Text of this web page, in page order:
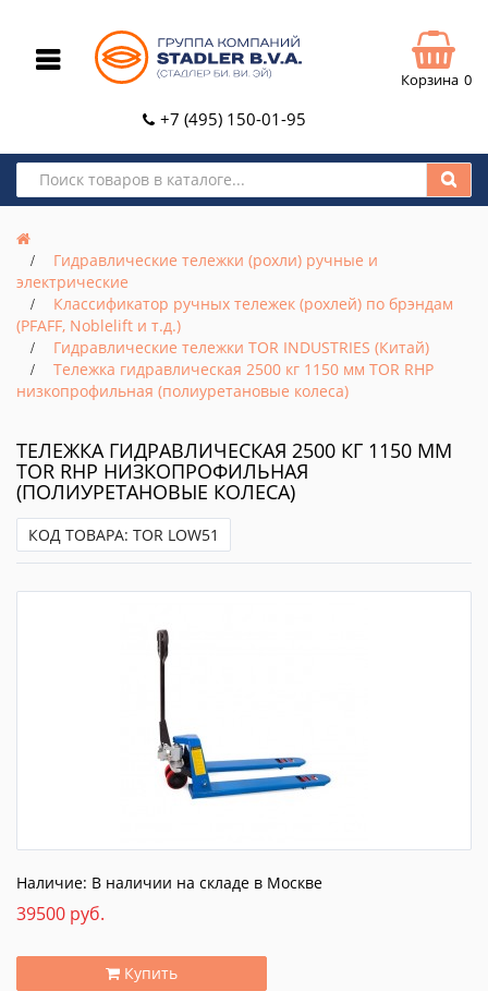
+7 (495) 150-01-95
Корзина 0
Гидравлические тележки (рохли) ручные и
электрические
Классификатор ручных тележек (рохлей) по брэндам
(PFAFF, Noblelift и т.д.)
Гидравлические тележки TOR INDUSTRIES (Китай)
Тележка гидравлическая 2500 кг 1150 мм TOR RHP
низкопрофильная (полиуретановые колеса)
ТЕЛЕЖКА ГИДРАВЛИЧЕСКАЯ 2500 КГ 1150 ММ
TOR RHP НИЗКОПРОФИЛЬНАЯ
(ПОЛИУРЕТАНОВЫЕ КОЛЕСА)
КОД ТОВАРА: TOR LOW51
Наличие: В наличии на складе в Москве
39500 руб.
Купить